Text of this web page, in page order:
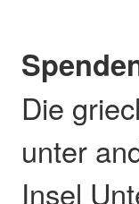
Die
unter
Insel